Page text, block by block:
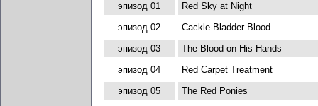
эпизод 01
Red Sky at Night
эпизод 02
Cackle-Bladder Blood
эпизод 03
The Blood on His Hands
эпизод 04
Red Carpet Treatment
эпизод 05
The Red Ponies